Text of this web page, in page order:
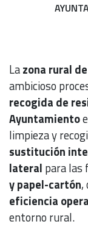
Lazona rural de
ambicioso
recogida de
Ayuntamiento
limpieza y
sustitución
lateral para las
y papel-cartón,
eficiencia
entorno rural.